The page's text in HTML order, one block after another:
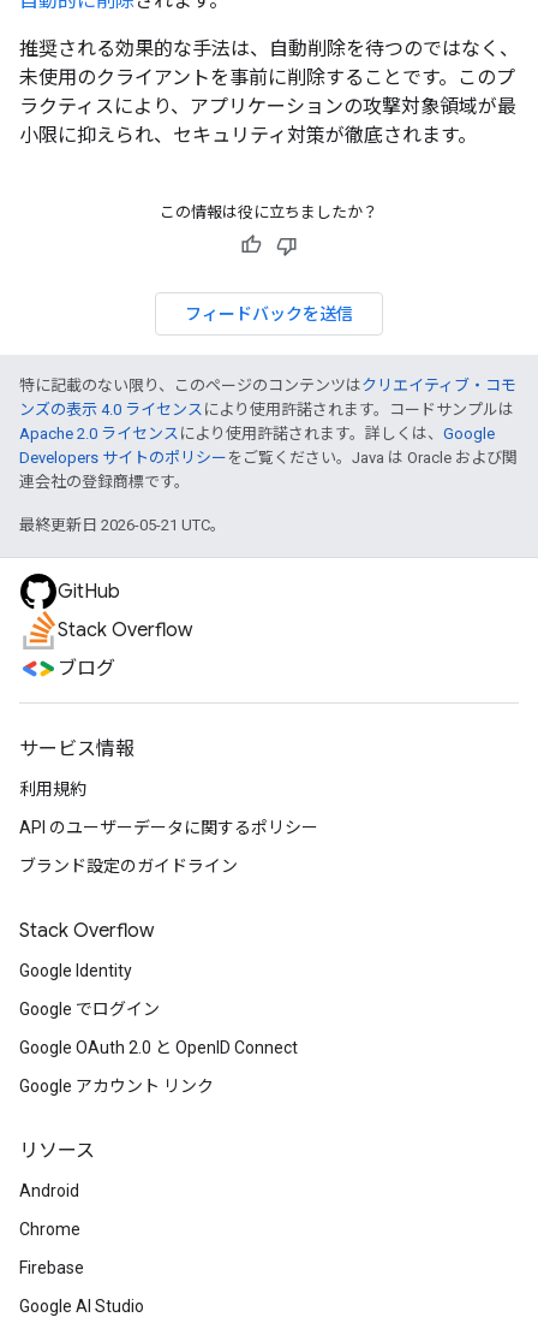
推奨される効果的な手法は、自動削除を待つのではなく、
未使用のクライアントを事前に削除することです。このプ
ラクティスにより、アプリケーションの攻撃対象領域が最
小限に抑えられ、セキュリティ対策が徹底されます。
この情報は役に立ちましたか？
フィードバックを送信
特に記載のない限り、このページのコンテンツはクリエイティブ・コモ
ンズの表示 4.0 ライセンス により使用許諾されます。コードサンプルは
Apache 2.0 ライセンス により使用許諾されます。詳しくは、 Google
Developers サイトのポリシー をご覧ください。Java は Oracle および関
連会社の登録商標です。
最終更新日 2026-05-21 UTC。
GitHub
Stack Overflow
ブログ
サービス情報
利用規約
API のユーザーデータに関するポリシー
ブランド設定のガイドライン
Stack Overflow
Google Identity
Google でログイン
Google OAuth 2.0 と OpenID Connect
Google アカウント リンク
リソース
Android
Chrome
Firebase
Google AI Studio